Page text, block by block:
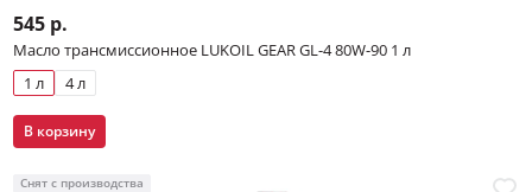
545 р.
Масло трансмиссионное LUKOIL GEAR GL-4 80W-90 1 л
1 л
4 л
В корзину
Снят с производства